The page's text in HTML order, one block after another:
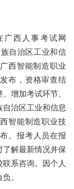
西人事考试网
族自治区工业和信
西智能制造职业
布，资格审查结
增加考试环节、
治区工业和信息
智能制造职业技
。报考人员在报
解最新情况并保
系咨询。因个人
。